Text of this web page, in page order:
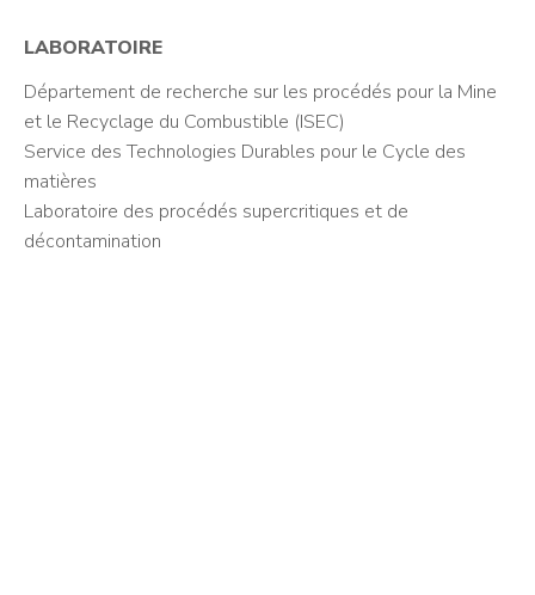
LABORATOIRE
Département de recherche sur les procédés pour la Mine
et le Recyclage du Combustible (ISEC)
Service des Technologies Durables pour le Cycle des
matières
Laboratoire des procédés supercritiques et de
décontamination